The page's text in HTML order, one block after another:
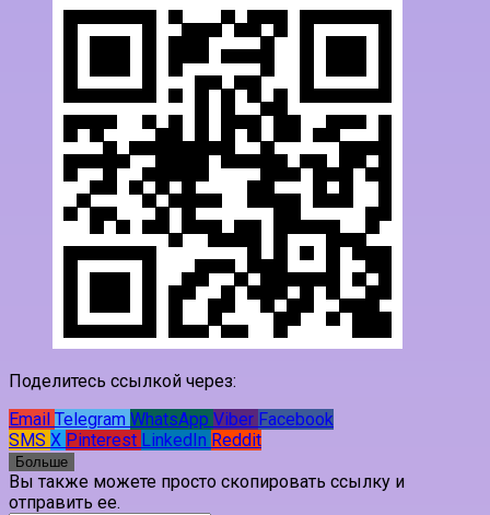
Поделитесь ссылкой через:
Email Telegram WhatsApp Viber Facebook
SMS X Pinterest LinkedIn Reddit
Больше
Вы также можете просто скопировать ссылку и
отправить ее.